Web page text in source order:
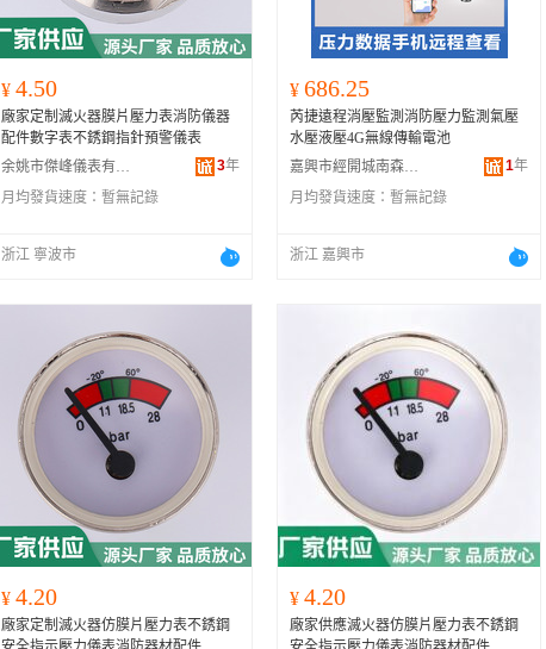
¥ 4.50
廠家定制滅火器膜片壓力表消防儀器
配件數字表不銹鋼指針預警儀表
余姚市傑峰儀表有限公司
3年
月均發貨速度： 暫無記錄
浙江 寧波市
¥ 686.25
芮捷遠程消壓監測消防壓力監測氣壓
水壓液壓4G無線傳輸電池
嘉興市經開城南森昂貿易商行
1年
月均發貨速度： 暫無記錄
浙江 嘉興市
¥ 4.20
廠家定制滅火器仿膜片壓力表不銹鋼
¥ 4.20
廠家供應滅火器仿膜片壓力表不銹鋼